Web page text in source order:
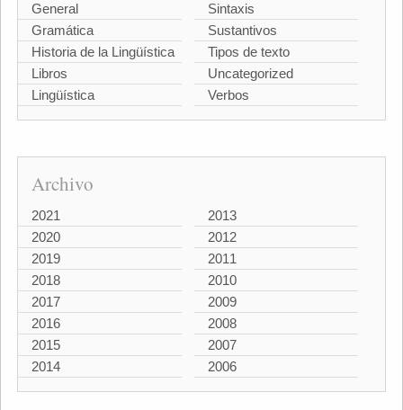
General
Gramática
Historia de la Lingüística
Libros
Lingüística
Sintaxis
Sustantivos
Tipos de texto
Uncategorized
Verbos
Archivo
2021
2020
2019
2018
2017
2016
2015
2014
2013
2012
2011
2010
2009
2008
2007
2006